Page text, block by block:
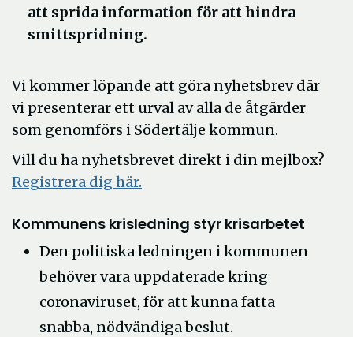
att sprida information för att hindra
smittspridning.
Vi kommer löpande att göra nyhetsbrev där
vi presenterar ett urval av alla de åtgärder
som genomförs i Södertälje kommun.
Vill du ha nyhetsbrevet direkt i din mejlbox?
Registrera dig här.
Kommunens krisledning styr krisarbetet
Den politiska ledningen i kommunen
behöver vara uppdaterade kring
coronaviruset, för att kunna fatta
snabba, nödvändiga beslut.